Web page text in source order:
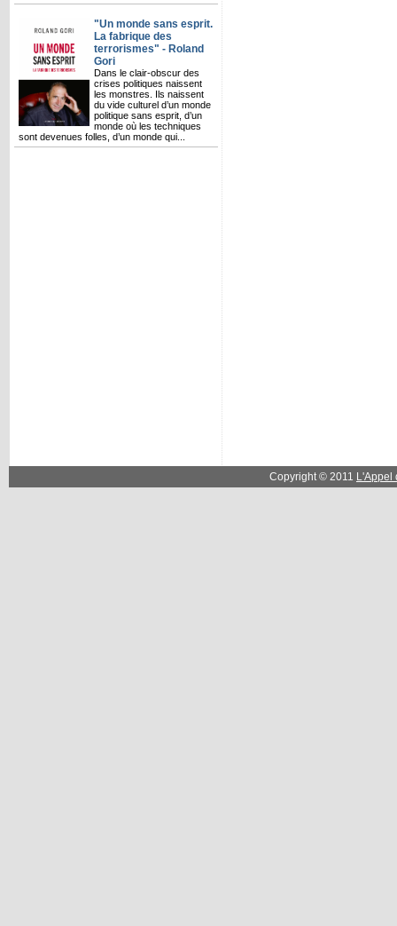
"Un monde sans esprit.
La fabrique des
terrorismes" - Roland
Gori
Dans le clair-obscur des
crises politiques naissent
les monstres. Ils naissent
du vide culturel d’un monde
politique sans esprit, d’un
monde où les techniques
sont devenues folles, d’un monde qui...
Copyright © 2011 L'Appel